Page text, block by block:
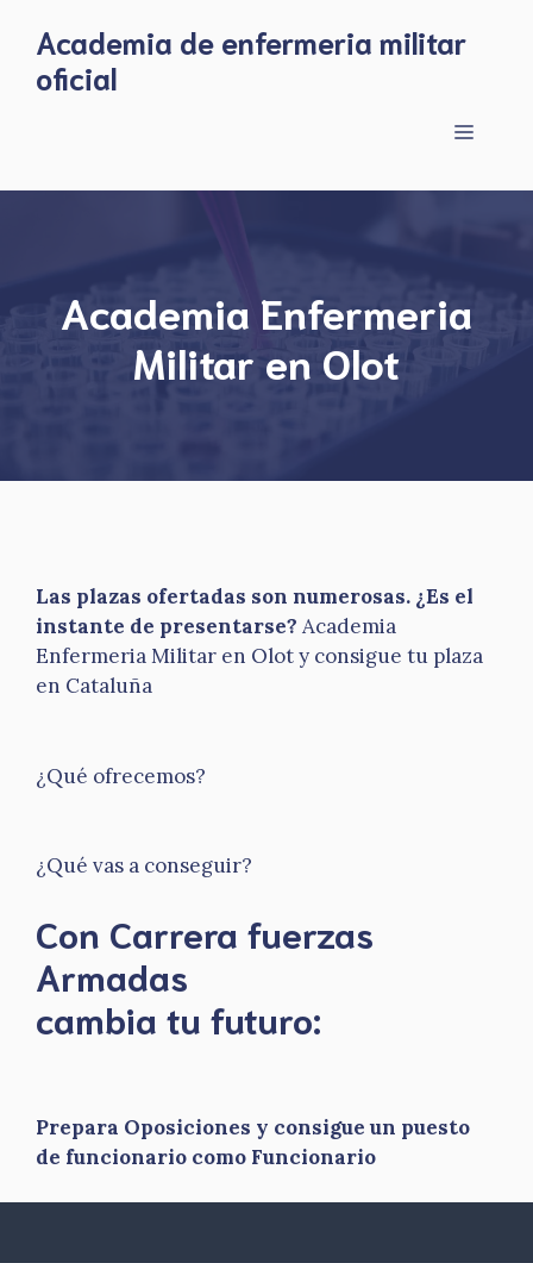
content
Academia de enfermeria militar
oficial
Menu
Academia Enfermeria
Militar en Olot
Las plazas ofertadas son numerosas. ¿Es el
instante de presentarse? Academia
Enfermeria Militar en Olot y consigue tu plaza
en Cataluña
¿Qué ofrecemos?
¿Qué vas a conseguir?
Con Carrera fuerzas
Armadas
​cambia tu futuro:
Prepara Oposiciones y consigue un puesto
de funcionario como Funcionario